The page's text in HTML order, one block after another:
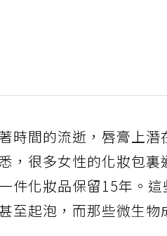
時間的流逝，唇膏上潛
，很多女性的化妝包裏
件化妝品保留15年。
至起泡，而那些微生物